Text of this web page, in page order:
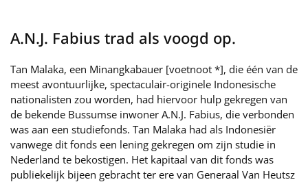
A.N.J. Fabius trad als voogd op.
Tan Malaka, een Minangkabauer [voetnoot *], die één van de
meest avontuurlijke, spectaculair-originele Indonesische
nationalisten zou worden, had hiervoor hulp gekregen van
de bekende Bussumse inwoner A.N.J. Fabius, die verbonden
was aan een studiefonds. Tan Malaka had als Indonesiër
vanwege dit fonds een lening gekregen om zijn studie in
Nederland te bekostigen. Het kapitaal van dit fonds was
publiekelijk bijeen gebracht ter ere van Generaal Van Heutsz